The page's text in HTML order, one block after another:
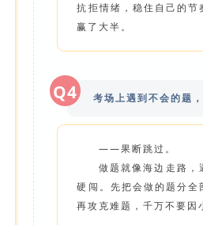
抗拒情绪，稳住自己的节
赢了大半。
Q4 考场上遇到不会的题
——果断跳过。
做题就像海边走路，
硬闯。先把会做的题分全
再攻克难题，千万不要因